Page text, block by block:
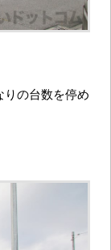
りの台数を停め